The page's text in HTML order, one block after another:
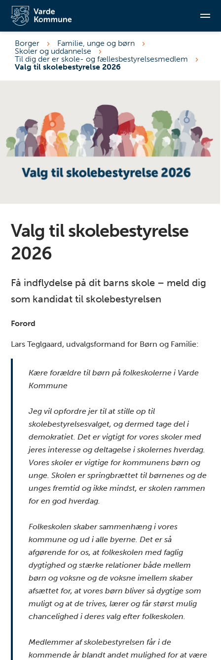
Søg
Borger
Familie, unge og børn
Skoler og uddannelse
Til dig der er skole- og fællesbestyrelsesmedlem
Valg til skolebestyrelse 2026
Valg til skolebestyrelse
2026
Få indflydelse på dit barns skole – meld dig
som kandidat til skolebestyrelsen
Forord
Lars Teglgaard, udvalgsformand for Børn og Familie:
Kære forældre til børn på folkeskolerne i Varde
Kommune
Jeg vil opfordre jer til at stille op til
skolebestyrelsesvalget, og dermed tage del i
demokratiet. Det er vigtigt for vores skoler med
jeres interesse og deltagelse i skolernes hverdag.
Vores skoler er vigtige for kommunens børn og
unge. Skolen er springbrættet til børnenes og de
unges fremtid og ikke mindst, er skolen rammen
for en god hverdag.
Folkeskolen skaber sammenhæng i vores
kommune og ud i alle byerne. Det er så
afgørende for os, at folkeskolen med faglig
dygtighed og stærke relationer både mellem
børn og voksne og de voksne imellem skaber
afsættet for, at vores børn bliver så dygtige som
muligt og at de trives, lærer og får størst mulig
chancelighed i deres valg efter folkeskolen.
Medlemmer af skolebestyrelsen får i de
kommende år blandt andet mulighed for at være